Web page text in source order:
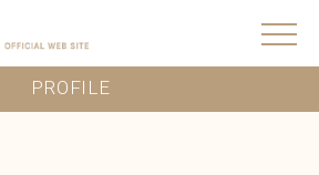
PROFILE